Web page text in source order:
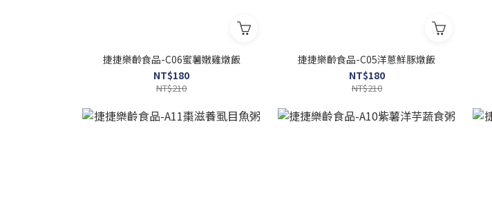
捷捷樂齡食品-C06蜜薯嫩雞燉飯
NT$180
NT$210
捷捷樂齡食品-C05洋蔥鮮豚燉飯
NT$180
NT$210